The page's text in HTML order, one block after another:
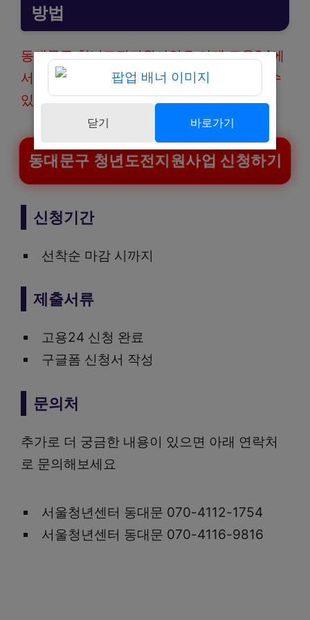
방법
동대문구 청년도전지원사업은 아래 고용24에
서 신청 후 구글폼을 함께 작성하여 접수할 수
있습니다.
동대문구 청년도전지원사업 신청하기
신청기간
선착순 마감 시까지
제출서류
고용24 신청 완료
구글폼 신청서 작성
문의처
추가로 더 궁금한 내용이 있으면 아래 연락처
로 문의해보세요
서울청년센터 동대문 070-4112-1754
서울청년센터 동대문 070-4116-9816
닫기 바로가기